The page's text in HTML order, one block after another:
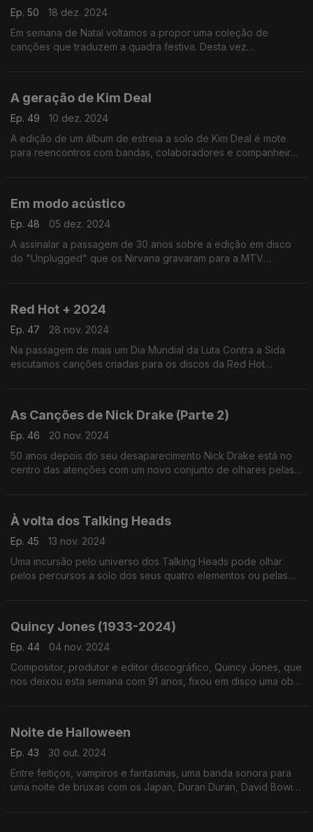
Ep. 50
18 dez. 2024
Em semana de Natal voltamos a propor uma coleção de
canções que traduzem a quadra festiva. Desta vez
A geração de Kim Deal
Ep. 49
10 dez. 2024
A edição de um álbum de estreia a solo de Kim Deal é mote
para reencontros com bandas, colaboradores e companheiros
Em modo acústico
Ep. 48
05 dez. 2024
A assinalar a passagem de 30 anos sobre a edição em disco
do "Unplugged" que os Nirvana gravaram para a MTV
Red Hot + 2024
Ep. 47
28 nov. 2024
Na passagem de mais um Dia Mundial da Luta Contra a Sida
escutamos canções criadas para os discos da Red Hot
As Canções de Nick Drake (Parte 2)
Ep. 46
20 nov. 2024
50 anos depois do seu desaparecimento Nick Drake está no
centro das atenções com um novo conjunto de olhares pelas
À volta dos Talking Heads
Ep. 45
13 nov. 2024
Uma incursão pelo universo dos Talking Heads pode olhar
pelos percursos a solo dos seus quatro elementos ou pelas
Quincy Jones (1933-2024)
Ep. 44
04 nov. 2024
Compositor, produtor e editor discográfico, Quincy Jones, que
nos deixou esta semana com 91 anos, fixou em disco uma obra
Noite de Halloween
Ep. 43
30 out. 2024
Entre feitiços, vampiros e fantasmas, uma banda sonora para
uma noite de bruxas com os Japan, Duran Duran, David Bowie,